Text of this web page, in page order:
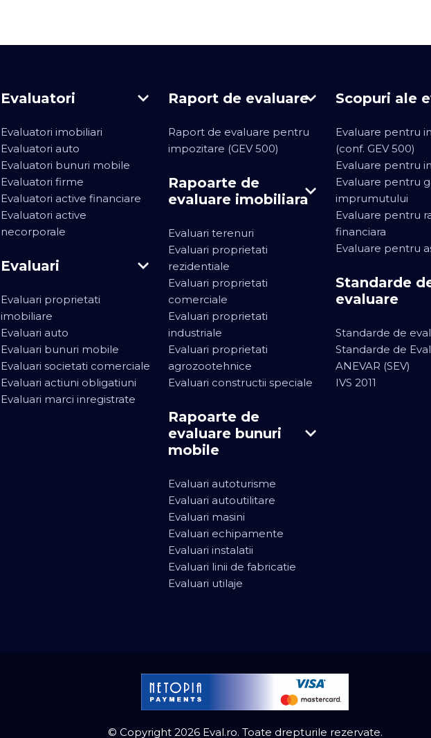
Evaluatori
Evaluatori imobiliari
Evaluatori auto
Evaluatori bunuri mobile
Evaluatori firme
Evaluatori active financiare
Evaluatori active
necorporale
Evaluari
Evaluari proprietati
imobiliare
Evaluari auto
Evaluari bunuri mobile
Evaluari societati comerciale
Evaluari actiuni obligatiuni
Evaluari marci inregistrate
Raport de evaluare
Raport de evaluare pentru
impozitare (GEV 500)
Rapoarte de
evaluare imobiliara
Evaluari terenuri
Evaluari proprietati
rezidentiale
Evaluari proprietati
comerciale
Evaluari proprietati
industriale
Evaluari proprietati
agrozootehnice
Evaluari constructii speciale
Rapoarte de
evaluare bunuri
mobile
Evaluari autoturisme
Evaluari autoutilitare
Evaluari masini
Evaluari echipamente
Evaluari instalatii
Evaluari linii de fabricatie
Evaluari utilaje
Scopuri ale
Evaluare pentru
(conf. GEV 500)
Evaluare pentru
Evaluare pentru
imprumutului
Evaluare pentru
financiara
Evaluare pentru
Standarde
evaluare
Standarde de
Standarde de
ANEVAR (SEV)
IVS 2011
© Copyright 2026 Eval.ro. Toate drepturile rezervate.